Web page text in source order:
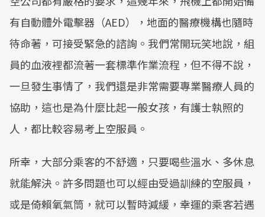
有自動體外電擊器（AED），地面的醫療機構也隨時
待命著，可接受緊急的諮詢。我們常開玩笑地說，組
員的血液裡都流著一套標準作業流程，但不得不說，
一旦發生事情了，我們還是非常需要專業醫療人員的
協助，這也是為什麼比起一般女孩，有護士執照的
人，都比較容易考上空服員。
所幸，大部分乘客的不舒適，只要喝些溫水、多休息
就能解決。許多問題也可以經由受過訓練的空服員，
或是倚賴氧氣筒，就可以暫時減緩，幸運的乘客若遇